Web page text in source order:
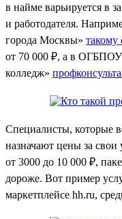
в найме варьируется в
и работодателя.
города Москвы» такому
от 70 000 ₽, а в
колледж»
Специалисты, которые
назначают цены за свои
от 3000 до 10 000 ₽,
дороже. Вот пример
маркетплейсе hh.ru,